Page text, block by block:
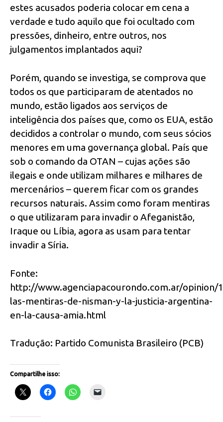
estes acusados poderia colocar em cena a
verdade e tudo aquilo que foi ocultado com
pressões, dinheiro, entre outros, nos
julgamentos implantados aqui?
Porém, quando se investiga, se comprova que
todos os que participaram de atentados no
mundo, estão ligados aos serviços de
inteligência dos países que, como os EUA, estão
decididos a controlar o mundo, com seus sócios
menores em uma governança global. País que
sob o comando da OTAN – cujas ações são
ilegais e onde utilizam milhares e milhares de
mercenários – querem ficar com os grandes
recursos naturais. Assim como foram mentiras
o que utilizaram para invadir o Afeganistão,
Iraque ou Líbia, agora as usam para tentar
invadir a Síria.
Fonte:
http://www.agenciapacourondo.com.ar/opinion/
las-mentiras-de-nisman-y-la-justicia-argentina-
en-la-causa-amia.html
Tradução: Partido Comunista Brasileiro (PCB)
Compartilhe isso: